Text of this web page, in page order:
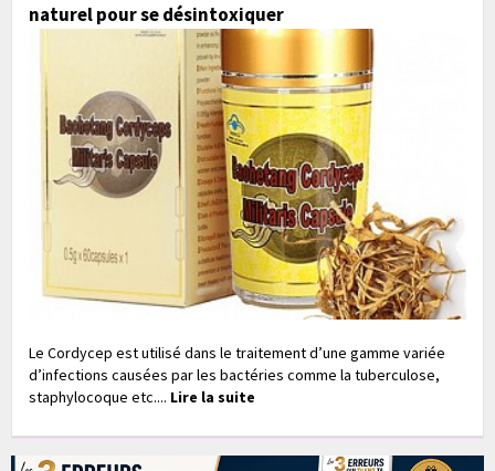
naturel pour se désintoxiquer
Le Cordycep est utilisé dans le traitement d’une gamme variée
d’infections causées par les bactéries comme la tuberculose,
staphylocoque etc.... Lire la suite